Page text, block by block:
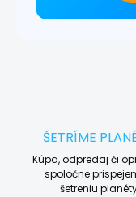
ŠETRÍME
Kúpa, odpredaj či
spoločne
šetreniu